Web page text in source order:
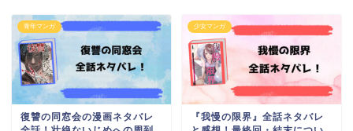
青年マンガ
復讐の同窓会の漫画ネタバレ
少女マンガ
『我慢の限界』全話ネタバレ